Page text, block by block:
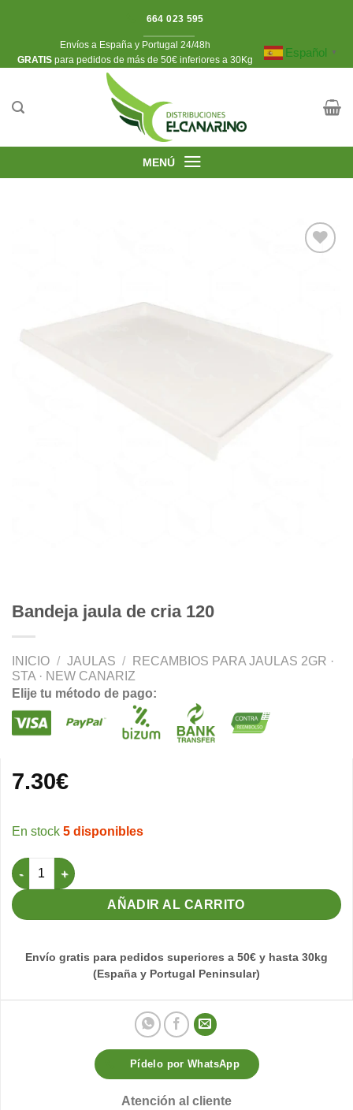
664 023 595
Envíos a España y Portugal 24/48h
​GRATIS para pedidos de más de 50€ inferiores a 30Kg
Español ▼
MENÚ
Bandeja jaula de cria 120
INICIO / JAULAS /
RECAMBIOS PARA JAULAS 2GR ·
STA · NEW CANARIZ
Elije tu método de pago:
7.30€
5 disponibles
Bandeja jaula de cria 120 cantidad
AÑADIR AL CARRITO
Envío gratis para pedidos superiores a 50€ y hasta 30kg
(España y Portugal Peninsular)
Pídelo por WhatsApp
Atención al cliente